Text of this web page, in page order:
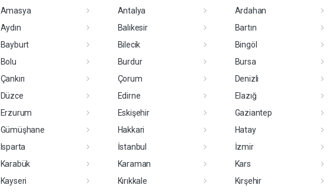
Amasya Antalya
Ardahan
Aydın Balıkesir
Bartın
Bayburt Bilecik
Bingöl
Bolu Burdur
Bursa
Çankırı Çorum
Denizli
Düzce Edirne
Elazığ
Erzurum Eskişehir
Gaziantep
Gümüşhane Hakkari
Hatay
Isparta İstanbul
İzmir
Karabük Karaman
Kars
Kayseri Kırıkkale
Kırşehir